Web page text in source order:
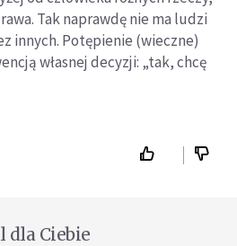
Tak naprawdę nie ma ludzi
innych. Potępienie (wieczne)
własnej decyzji: „tak, chcę
dla Ciebie